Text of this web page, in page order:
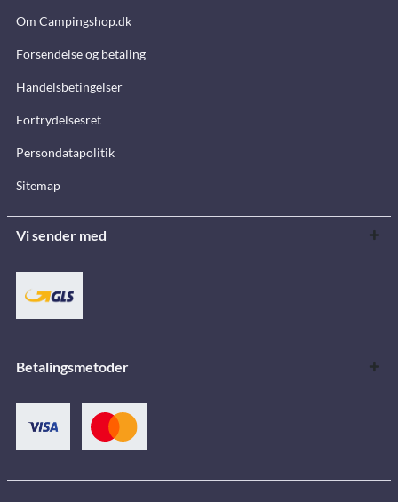
Om Campingshop.dk
Forsendelse og betaling
Handelsbetingelser
Fortrydelsesret
Persondatapolitik
Sitemap
Vi sender med
Betalingsmetoder